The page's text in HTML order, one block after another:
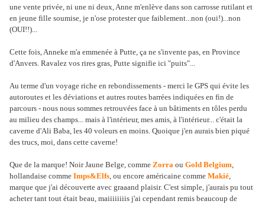
une vente privée, ni une ni deux, Anne m'enlève dans son carrosse rutilant et
en jeune fille soumise, je n'ose protester que faiblement...non (oui!)...non
(OUI!!)...
Cette fois, Anneke m'a emmenée à Putte, ça ne s'invente pas, en Province
d'Anvers. Ravalez vos rires gras, Putte signifie ici "puits"...
Au terme d'un voyage riche en rebondissements - merci le GPS qui évite les
autoroutes et les déviations et autres routes barrées indiquées en fin de
parcours - nous nous sommes retrouvées face à un bâtiments en tôles perdu
au milieu des champs... mais à l'intérieur, mes amis, à l'intérieur... c'était la
caverne d'Ali Baba, les 40 voleurs en moins. Quoique j'en aurais bien piqué
des trucs, moi, dans cette caverne!
Que de la marque! Noir Jaune Belge, comme Zorra ou Gold Belgium,
hollandaise comme Imps&Elfs, ou encore américaine comme Makié,
marque que j'ai découverte avec graaand plaisir. C'est simple, j'aurais pu tout
acheter tant tout était beau, maiiiiiiiis j'ai cependant remis beaucoup de